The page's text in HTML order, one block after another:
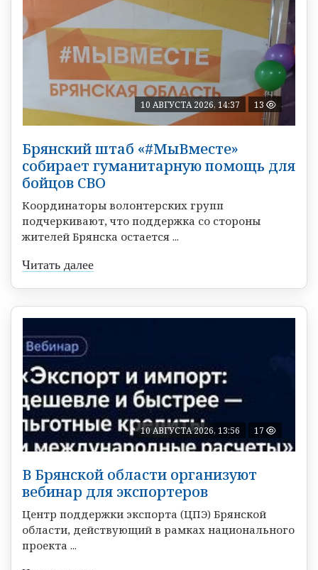
10 АВГУСТА 2026, 14:37 13
Брянский штаб «#МыВместе»
собирает гуманитарную помощь для
бойцов СВО
Координаторы волонтерских групп
подчеркивают, что поддержка со стороны
жителей Брянска остается ...
Читать далее
10 АВГУСТА 2026, 13:56 17
В Брянской области организуют
вебинар для экспортеров
Центр поддержки экспорта (ЦПЭ) Брянской
области, действующий в рамках национального
проекта ...